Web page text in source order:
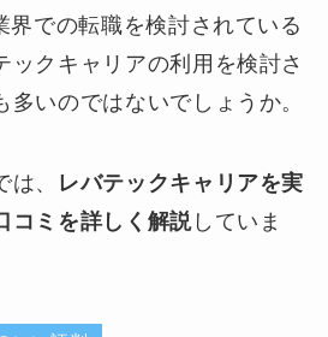
界での転職を検討されている
ックキャリアの利用を検討さ
多いのではないでしょうか。
、 レバテックキャリアを実
コミを詳しく解説していま